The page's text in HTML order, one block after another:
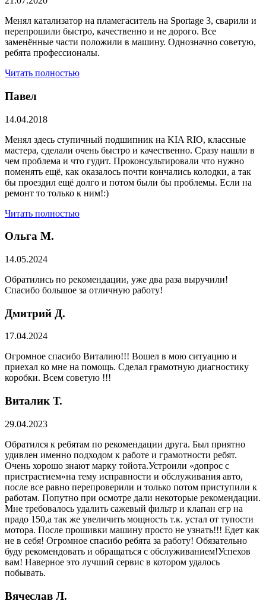
Менял катализатор на пламегаситель на Sportage 3, сварили и
перепрошили быстро, качественно и не дорого. Все
заменённые части положили в машину. Однозначно советую,
ребята профессионалы.
Читать полностью
Павел
14.04.2018
Менял здесь ступичный подшипник на KIA RIO, классные
мастера, сделали очень быстро и качественно. Сразу нашли в
чем проблема и что гудит. Проконсультировали что нужно
поменять ещё, как оказалось почти кончались колодки, а так
бы проездил ещё долго и потом были бы проблемы. Если на
ремонт то только к ним!:)
Читать полностью
Ольга М.
14.05.2024
Обратились по рекомендации, уже два раза выручили!
Спасибо большое за отличную работу!
Дмитрий Д.
17.04.2024
Огромное спасибо Виталию!!! Вошел в мою ситуацию и
приехал ко мне на помощь. Сделал грамотную диагностику
коробки. Всем советую !!!
Виталик Т.
29.04.2023
Обратился к ребятам по рекомендации друга. Был приятно
удивлен именно подходом к работе и грамотности ребят.
Очень хорошо знают марку тойота.Устроили «допрос с
пристрастием»на тему исправности и обслуживания авто,
после все равно перепроверили и только потом приступили к
работам. Попутно при осмотре дали некоторые рекомендации.
Мне требовалось удалить сажевый фильтр и клапан егр на
прадо 150,а так же увеличить мощность т.к. устал от тупости
мотора. После прошивки машину просто не узнать!!! Едет как
не в себя! Огромное спасибо ребята за работу! Обязательно
буду рекомендовать и обращаться с обслуживанием!Успехов
вам! Наверное это лучший сервис в котором удалось
побывать.
Вячеслав Л.